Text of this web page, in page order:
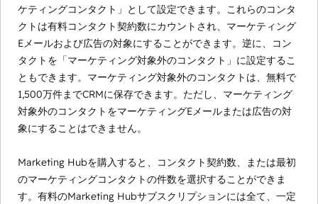
ケティングコンタクト」として設定できます。これらのコンタ
クトは有料コンタクト契約数にカウントされ、マーケティング
Eメールおよび広告の対象にすることができます。逆に、コン
タクトを「マーケティング対象外のコンタクト」に設定するこ
ともできます。マーケティング対象外のコンタクトは、無料で
1,500万件までCRMに保存できます。ただし、マーケティング
対象外のコンタクトをマーケティングEメールまたは広告の対
象にすることはできません。
Marketing Hubを購入すると、コンタクト契約数、または最初
のマーケティングコンタクトの件数を選択することができま
す。有料のMarketing Hubサブスクリプションには全て、一定